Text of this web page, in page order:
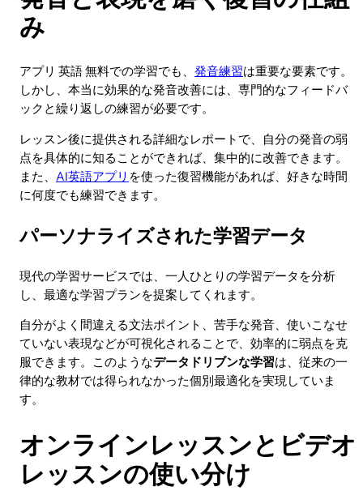
み
アプリ 英語 無料での学習でも、 発音練習は重要な要素です。
しかし、本当に効果的な発音改善には、専門的なフィードバ
ックと繰り返しの練習が必要です。
レッスン後に提供される詳細なレポートで、自分の発音の弱
点を具体的に知ることができれば、集中的に改善できます。
また、 AI英語アプリ を使った復習機能があれば、好きな時間
に何度でも練習できます。
パーソナライズされた学習データ
現代の学習サービスでは、一人ひとりの学習データを分析
し、最適な学習プランを提案してくれます。
自分がよく間違える文法ポイント、苦手な発音、使いこなせ
ていない表現などが可視化されることで、効率的に弱点を克
服できます。このようなデータドリブンな学習は、従来の一
律的な教材では得られなかった個別最適化を実現していま
す。
オンラインレッスンとビデオ
レッスンの使い分け